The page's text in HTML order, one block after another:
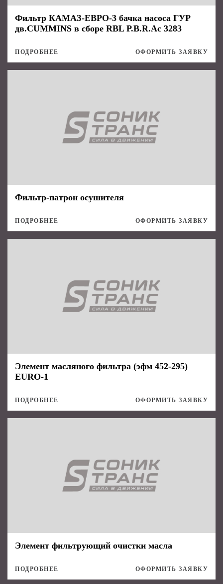
Фильтр КАМАЗ-ЕВРО-3 бачка насоса ГУР
дв.CUMMINS в сборе RBL P.B.R.Ac 3283
ПОДРОБНЕЕ ОФОРМИТЬ ЗАЯВКУ
Фильтр-патрон осушителя
ПОДРОБНЕЕ ОФОРМИТЬ ЗАЯВКУ
Элемент масляного фильтра (эфм 452-295)
EURO-1
ПОДРОБНЕЕ ОФОРМИТЬ ЗАЯВКУ
Элемент фильтрующий очистки масла
ПОДРОБНЕЕ ОФОРМИТЬ ЗАЯВКУ